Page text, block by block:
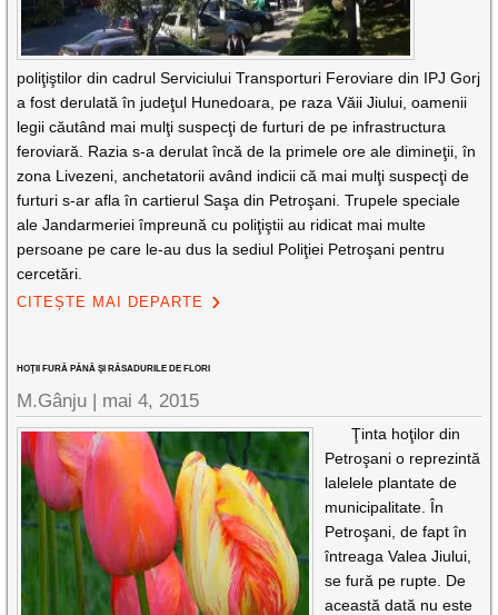
poliţiştilor din cadrul Serviciului Transporturi Feroviare din IPJ Gorj
a fost derulată în judeţul Hunedoara, pe raza Văii Jiului, oamenii
legii căutând mai mulţi suspecţi de furturi de pe infrastructura
feroviară. Razia s-a derulat încă de la primele ore ale dimineţii, în
zona Livezeni, anchetatorii având indicii că mai mulţi suspecţi de
furturi s-ar afla în cartierul Saşa din Petroşani. Trupele speciale
ale Jandarmeriei împreună cu poliţiştii au ridicat mai multe
persoane pe care le-au dus la sediul Poliţiei Petroşani pentru
cercetări.
CITEȘTE MAI DEPARTE
HOŢII FURĂ PÂNĂ ŞI RĂSADURILE DE FLORI
M.Gânju | mai 4, 2015
Ţinta hoţilor din
Petroşani o reprezintă
lalelele plantate de
municipalitate. În
Petroşani, de fapt în
întreaga Valea Jiului,
se fură pe rupte. De
această dată nu este